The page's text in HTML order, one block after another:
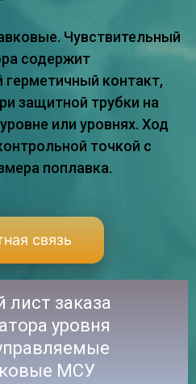
Чувствительный
содержит
контакт,
защитной трубки на
или уровнях. Ход
точкой с
поплавка.
связь
заказа
уровня
МСУ